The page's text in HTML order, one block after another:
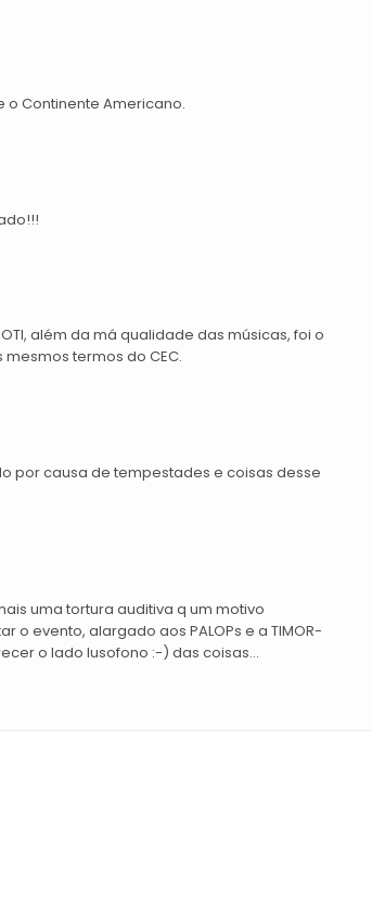
o Continente Americano.
além da má qualidade das músicas, foi o
termos do CEC.
por causa de tempestades e coisas desse
uma tortura auditiva q um motivo
o evento, alargado aos PALOPs e a TIMOR-
o lado lusofono :-) das coisas...